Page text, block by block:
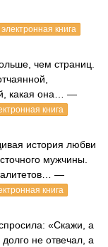
электронная книга
чем страниц.
какая она… —
книга
история любви
мужчины.
—
книга
«Скажи, а
не отвечал, а